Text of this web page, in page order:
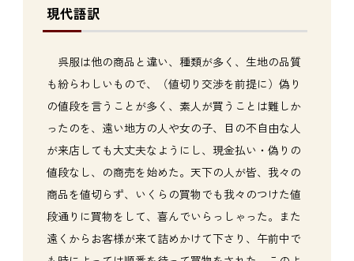
現代語訳
呉服は他の商品と違い、種類が多く、生地の品質
も紛らわしいもので、（値切り交渉を前提に）偽り
の値段を言うことが多く、素人が買うことは難しか
ったのを、遠い地方の人や女の子、目の不自由な人
が来店しても大丈夫なようにし、現金払い・偽りの
値段なし、の商売を始めた。天下の人が皆、我々の
商品を値切らず、いくらの買物でも我々のつけた値
段通りに買物をして、喜んでいらっしゃった。また
遠くからお客様が来て詰めかけて下さり、午前中で